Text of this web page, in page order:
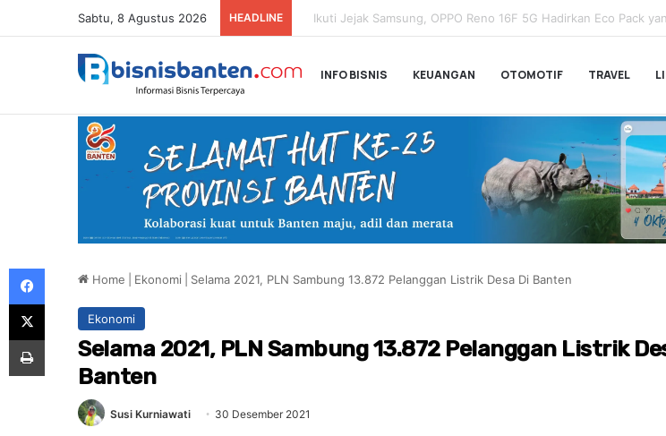
Sabtu, 8 Agustus 2026 HEADLINE
INFO BISNIS KEUANGAN OTOMOTIF TRAVEL
Home Ekonomi Selama 2021, PLN Sambung 13.872 Pelanggan Listrik Desa Di Banten
Ekonomi
Selama 2021, PLN Sambung 13.872 Pelanggan Listrik
Banten
Susi Kurniawati 30 Desember 2021